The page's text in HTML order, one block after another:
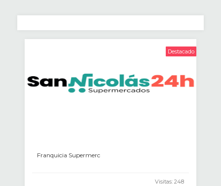
Destacado
Franquicia Supermerc
Visitas: 248